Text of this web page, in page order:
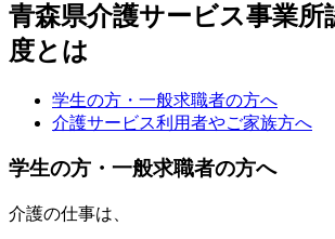
青森県介護サービス事業所
度とは
学生の方・一般求職者の方へ
介護サービス利用者やご家族方へ
学生の方・一般求職者の方へ
介護の仕事は、